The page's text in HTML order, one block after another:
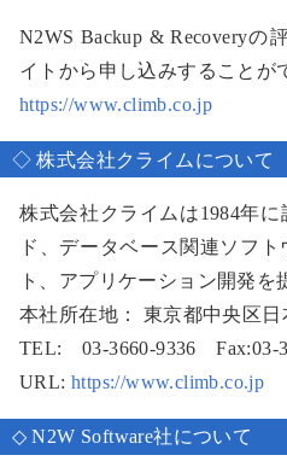
N2WS Backup & Recoveryの
イトから申し込みすることが
https://www.climb.co.jp
◇ 株式会社クライムについて
株式会社クライムは1984年
ド、データベース関連ソフ
ト、アプリケーション開発を
本社所在地： 東京都中央区日
TEL: 03-3660-9336 Fax:03-
URL: https://www.climb.co.jp
◇ N2W Software社について